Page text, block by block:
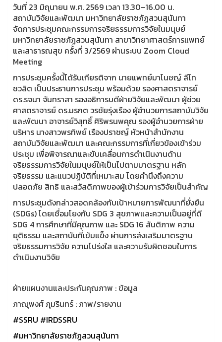
วันที่ 23 มิถุนายน พ.ศ. 2569 เวลา 13.30–16.00 น.
สถาบันวิจัยและพัฒนา มหาวิทยาลัยราชภัฏสวนสุนันทา
จัดการประชุมคณะกรรมการจริยธรรมการวิจัยในมนุษย์
มหาวิทยาลัยราชภัฏสวนสุนันทา สาขาวิทยาศาสตร์การแพทย์
และสาธารณสุข ครั้งที่ 3/2569 ผ่านระบบ Zoom Cloud
Meeting
การประชุมครั้งนี้ได้รับเกียรติจาก นายแพทย์มาโนชญ์ ลีโท
ชวลิต เป็นประธานการประชุม พร้อมด้วย รองศาสตราจารย์
ดร.รจนา จันทราสา รองอธิการบดีฝ่ายวิจัยและพัฒนา ผู้ช่วย
ศาสตราจารย์ ดร.มรกต วรชัยรุ่งเรือง ผู้อำนวยการสถาบันวิจัย
และพัฒนา อาจารย์วิสุทธิ์ ศิริพรนพคุณ รองผู้อำนวยการฝ่าย
บริหาร นางสาวพรทิพย์ เรืองปราชญ์ หัวหน้าสำนักงาน
สถาบันวิจัยและพัฒนา และคณะกรรมการที่เกี่ยวข้องเข้าร่วม
ประชุม เพื่อพิจารณาและขับเคลื่อนการดำเนินงานด้าน
จริยธรรมการวิจัยในมนุษย์ให้เป็นไปตามมาตรฐาน หลัก
จริยธรรม และแนวปฏิบัติที่เหมาะสม โดยคำนึงถึงความ
ปลอดภัย สิทธิ และสวัสดิภาพของผู้เข้าร่วมการวิจัยเป็นสำคัญ
การประชุมดังกล่าวสอดคล้องกับเป้าหมายการพัฒนาที่ยั่งยืน
(SDGs) โดยเชื่อมโยงกับ SDG 3 สุขภาพและความเป็นอยู่ที่ดี
SDG 4 การศึกษาที่มีคุณภาพ และ SDG 16 สันติภาพ ความ
ยุติธรรม และสถาบันที่เข้มแข็ง ผ่านการส่งเสริมมาตรฐาน
จริยธรรมการวิจัย ความโปร่งใส และความรับผิดชอบในการ
ดำเนินงานวิจัย
ฝ่ายแผนงานและประกันคุณภาพ : ข้อมูล
ภาณุพงศ์ ภุมรินทร์ : ภาพ/รายงาน
#SSRU #IRDSSRU
#มหาวิทยาลัยราชภัฏสวนสุนันทา